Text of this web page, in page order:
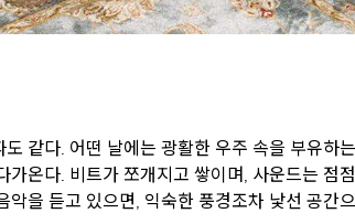
같다. 어떤 날에는 광활한 우주 속을 부유하
온다. 비트가 쪼개지고 쌓이며, 사운드는 점
을 듣고 있으면, 익숙한 풍경조차 낯선 공간